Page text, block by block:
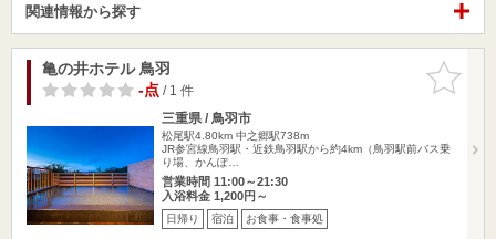
関連情報から探す
お気に入
りに追加
亀の井ホテル 鳥羽
-点/ 1 件
三重県 / 鳥羽市
松尾駅4.80km 中之郷駅738m
JR参宮線鳥羽駅・近鉄鳥羽駅から約4km（鳥羽駅前バス乗
り場、かんぽ…
営業時間 11:00～21:30
入浴料金 1,200円～
日帰り 宿泊 お食事・食事処